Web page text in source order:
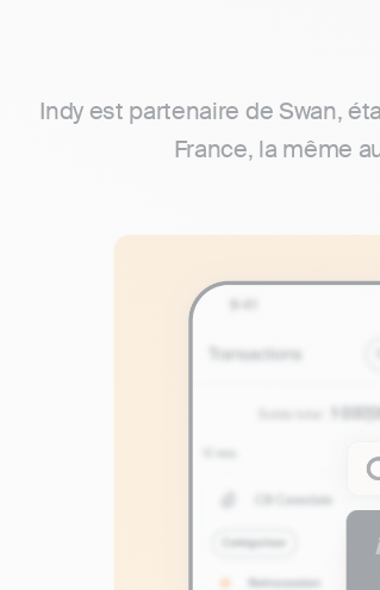
Indy est partenaire de Swan,
France, la même